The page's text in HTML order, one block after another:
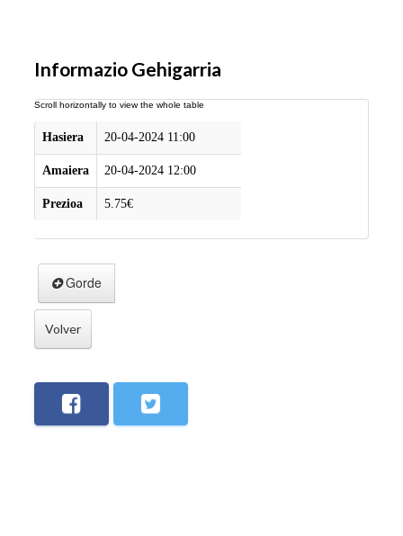
Informazio Gehigarria
Hasiera 20-04-2024 11:00
Amaiera 20-04-2024 12:00
Prezioa 5.75€
Gorde
Volver